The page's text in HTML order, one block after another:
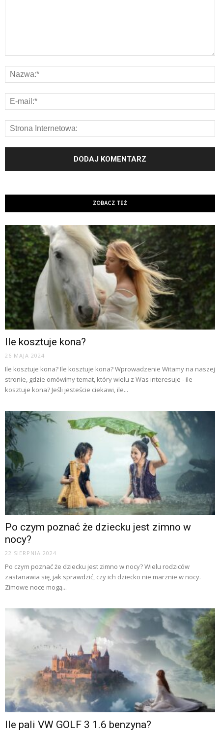
ZOBACZ TEŻ
Ile kosztuje kona?
26 MAJA 2024
Ile kosztuje kona? Ile kosztuje kona? Wprowadzenie Witamy na naszej
stronie, gdzie omówimy temat, który wielu z Was interesuje - ile
kosztuje kona? Jeśli jesteście ciekawi, ile...
Po czym poznać że dziecku jest zimno w
nocy?
22 SIERPNIA 2024
Po czym poznać że dziecku jest zimno w nocy? Wielu rodziców
zastanawia się, jak sprawdzić, czy ich dziecko nie marznie w nocy.
Zimowe noce mogą...
Ile pali VW GOLF 3 1.6 benzyna?